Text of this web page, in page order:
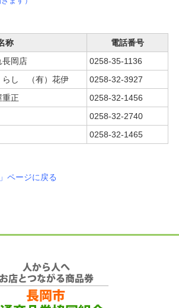
称
電話番号
長岡店
0258-35-1136
らし （有）花伊
0258-32-3927
正
0258-32-1456
0258-32-2740
0258-32-1465
ページに戻る